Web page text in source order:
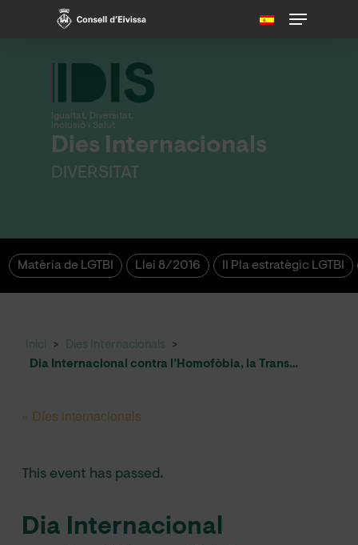
Menu
Igualtat, Diversitat,
Inclusió i Salut
Dies Internacionals
DIVERSITAT
Matèria de LGTBI Llei 8/2016 II Pla estratègic LGTBI
Inici > Dies Internacionals
>
Dia Internacional contra l’Homofòbia, la Transfòbia i la Bifòbia
« Díes internacionals
This event has passed.
Dia Internacional